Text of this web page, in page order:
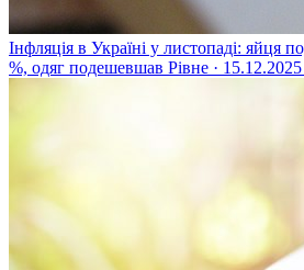
Інфляція в Україні у листопаді: яйця
%, одяг подешевшав Рівне · 15.12.2025